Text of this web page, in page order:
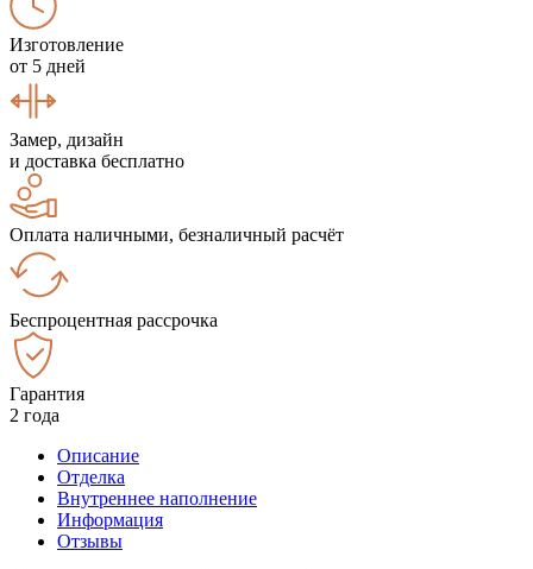
Изготовление
от 5 дней
Замер, дизайн
и доставка бесплатно
Оплата наличными, безналичный расчёт
Беспроцентная рассрочка
Гарантия
2 года
Описание
Отделка
Внутреннее наполнение
Информация
Отзывы